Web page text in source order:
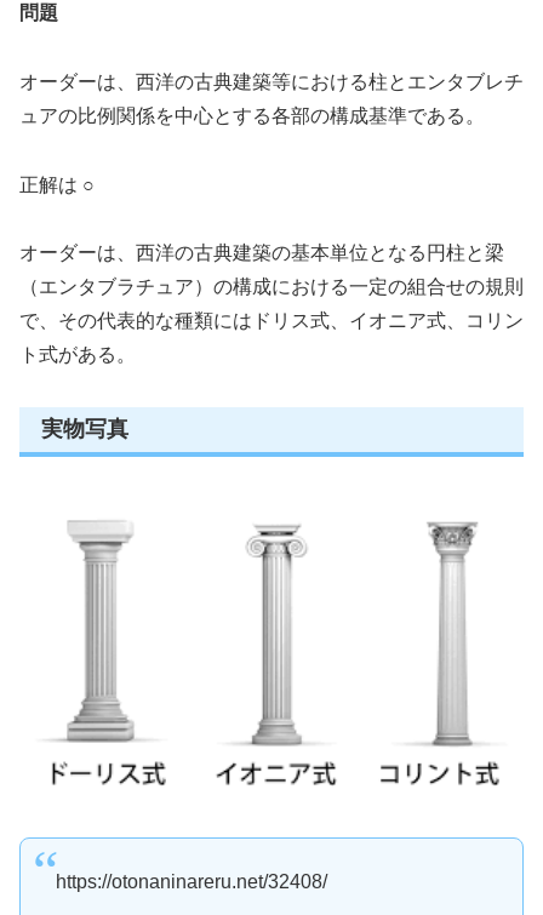
問題
オーダーは、西洋の古典建築等における柱とエンタブレチ
ュアの比例関係を中心とする各部の構成基準である。
正解は ○
オーダーは、西洋の古典建築の基本単位となる円柱と梁
（エンタブラチュア）の構成における一定の組合せの規則
で、その代表的な種類にはドリス式、イオニア式、コリン
ト式がある。
実物写真
https://otonaninareru.net/32408/